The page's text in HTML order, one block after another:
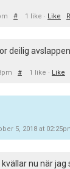
# 1 like · Like
deilig
# 1 like · Like
5, 2018 at
nu när jag